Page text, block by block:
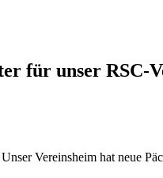
für unser RSC-
Vereinsheim hat neue